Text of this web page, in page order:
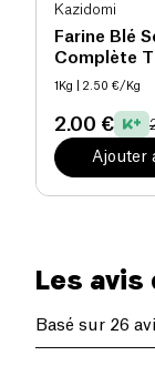
Kazidomi
Farine Blé
Complète
1Kg | 2.50 €/Kg
2.00 €
Ajouter
Les avis
Basé sur 26